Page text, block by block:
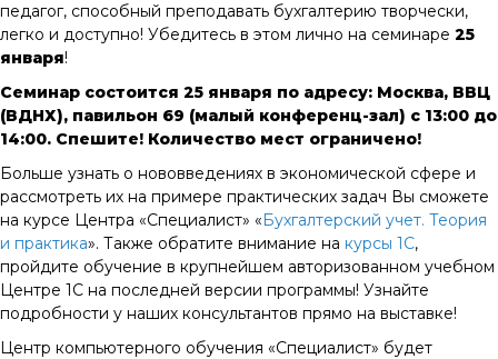
педагог, способный преподавать бухгалтерию творчески,
легко и доступно! Убедитесь в этом лично на семинаре 25
января!
Семинар состоится 25 января по адресу: Москва, ВВЦ
(ВДНХ), павильон 69 (малый конференц-зал) с 13:00 до
14:00. Спешите! Количество мест ограничено!
Больше узнать о нововведениях в экономической сфере и
рассмотреть их на примере практических задач Вы сможете
на курсе Центра «Специалист» «Бухгалтерский учет. Теория
и практика». Также обратите внимание на курсы 1С,
пройдите обучение в крупнейшем авторизованном учебном
Центре 1С на последней версии программы! Узнайте
подробности у наших консультантов прямо на выставке!
Центр компьютерного обучения «Специалист» будет